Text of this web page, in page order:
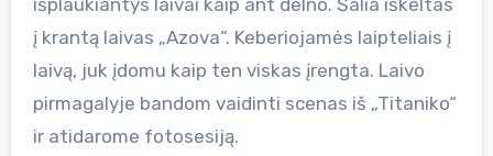
išplaukiantys laivai kaip ant delno. Šalia iškeltas
į krantą laivas „Azova“. Keberiojamės laipteliais į
laivą, juk įdomu kaip ten viskas įrengta. Laivo
pirmagalyje bandom vaidinti scenas iš „Titaniko“
ir atidarome fotosesiją.